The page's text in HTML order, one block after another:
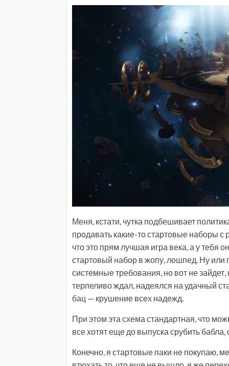
Меня, кстати, чутка подбешивает
продавать какие-то стартовые наборы с
что это прям лучшая игра века, а у тебя
стартовый набор в жопу, лошпед. Ну или
системные требования, но вот не
терпеливо ждал, надеялся на удачный
бац — крушение всех надежд.
При этом эта схема стандартная, что
все хотят еще до выпуска срубить бабла,
Конечно, я стартовые паки не покупаю,